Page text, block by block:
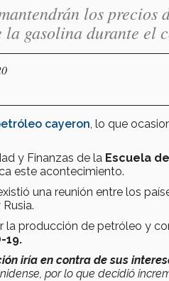
los precios
gasolina durante el
cayeron , lo que
y Finanzas de la Escuela
este acontecimiento.
una reunión entre los
Rusia.
la producción de petróleo y
19.
iría en contra de sus
por lo que decidió